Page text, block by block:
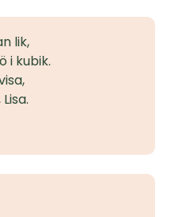
lik,
i kubik.